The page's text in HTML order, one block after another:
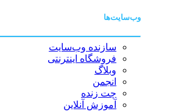
وب‌سایت‌ها
سازنده وب‌سایت
فروشگاه اینترنتی
وبلاگ
انجمن
چت زنده
آموزش آنلاین